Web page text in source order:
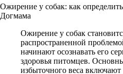
Ожирение у собак: как
Догмама
Ожирение у собак
распространенной
начинают осознавать его
здоровья питомцев.
избыточного веса